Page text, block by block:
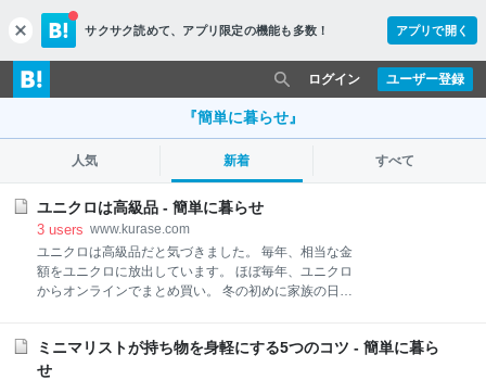
c
l
o
s
サクサク読めて、 アプリ限定の機能も多数！ アプリで開く
ユーザー登録
ログイン
『簡単に暮らせ』
人気 新着 すべて
ユニクロは高級品 - 簡単に暮らせ
3 users www.kurase.com
ユニクロは高級品だと気づきました。 毎年、相当な金
額をユニクロに放出しています。 ほぼ毎年、ユニクロ
からオンラインでまとめ買い。 冬の初めに家族の日曜
だけを買っています。 それなのに今年も数万円に至っ
ていました。 でも「必要衣類だから必要経費」と思っ
ミニマリストが持ち物を身軽にする5つのコツ - 簡単に暮ら
せ